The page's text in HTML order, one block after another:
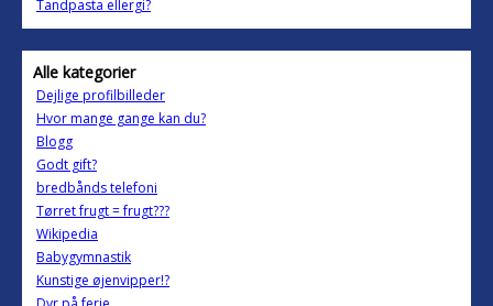
Tandpasta ellergi?
Alle kategorier
Dejlige profilbilleder
Hvor mange gange kan du?
Blogg
Godt gift?
bredbånds telefoni
Tørret frugt = frugt???
Wikipedia
Babygymnastik
Kunstige øjenvipper!?